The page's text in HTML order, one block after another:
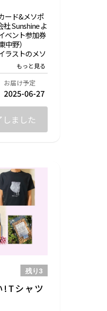
ード&メソポ
社 Sunshine よ
ベント参加券
中野）
ラストのメソ
カードセット
陽の恵みお
の炒り豆で
）13:30～ビ
クカフェハレ
ついて
二本松市
ク産）、ホッ
）
令で禁止さ
よりお届けい
お届け予定
2025-06-27
ました
残り3
!Tシャツ